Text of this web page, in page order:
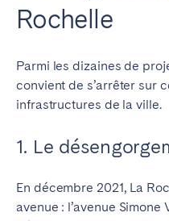
Rochelle
Parmi les dizaines de
convient de s’arrêter sur
infrastructures de la ville.
1. Le
En décembre 2021, La
avenue : l’avenue